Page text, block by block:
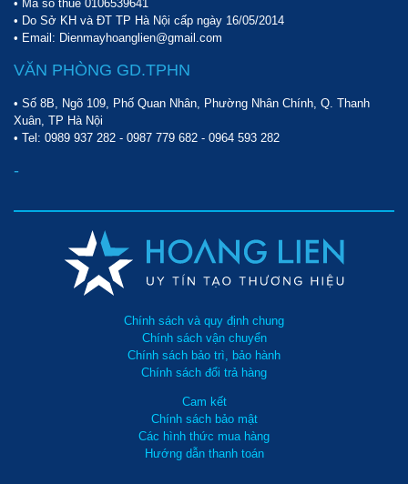
• Mã số thuế 0106539641
• Do Sở KH và ĐT TP Hà Nội cấp ngày 16/05/2014
• Email: Dienmayhoanglien@gmail.com
VĂN PHÒNG GD.TPHN
• Số 8B, Ngõ 109, Phố Quan Nhân, Phường Nhân Chính, Q. Thanh
Xuân, TP Hà Nội
• Tel: 0989 937 282 - 0987 779 682 - 0964 593 282
-
Chính sách và quy định chung
Chính sách vận chuyển
Chính sách bảo trì, bảo hành
Chính sách đổi trả hàng
Cam kết
Chính sách bảo mật
Các hình thức mua hàng
Hướng dẫn thanh toán